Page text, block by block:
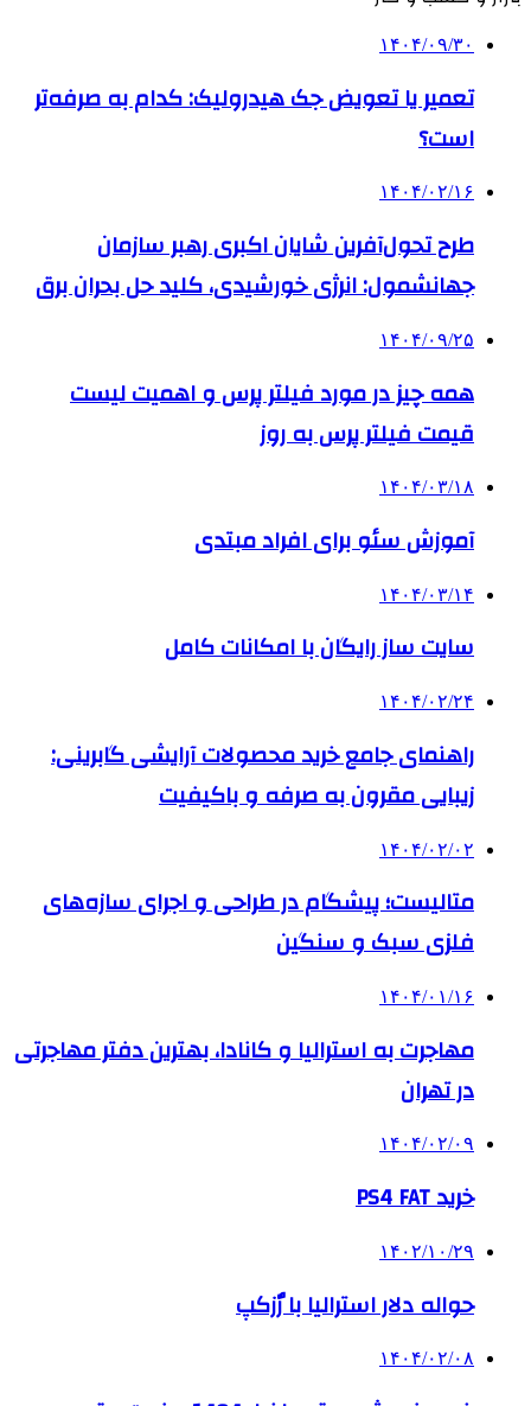
۱۴۰۴/۰۹/۳۰
تعمیر یا تعویض جک هیدرولیک: کدام به صرفه‌تر
است؟
۱۴۰۴/۰۲/۱۶
طرح تحول‌آفرین شایان اکبری رهبر سازمان
جهانشمول: انرژی خورشیدی، کلید حل بحران برق
۱۴۰۴/۰۹/۲۵
همه چیز در مورد فیلتر پرس و اهمیت لیست
قیمت فیلتر پرس به روز
۱۴۰۴/۰۳/۱۸
آموزش سئو برای افراد مبتدی
۱۴۰۴/۰۳/۱۴
سایت ساز رایگان با امکانات کامل
۱۴۰۴/۰۲/۲۴
راهنمای جامع خرید محصولات آرایشی گابرینی:
زیبایی مقرون به صرفه و باکیفیت
۱۴۰۴/۰۲/۰۲
متالیست؛ پیشگام در طراحی و اجرای سازه‌های
فلزی سبک و سنگین
۱۴۰۴/۰۱/۱۶
مهاجرت به استرالیا و کانادا، بهترین دفتر مهاجرتی
در تهران
۱۴۰۴/۰۲/۰۹
خرید PS4 FAT
۱۴۰۲/۱۰/۲۹
حواله دلار استرالیا با رٌزکپ
۱۴۰۴/۰۲/۰۸